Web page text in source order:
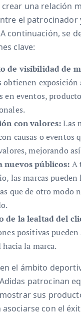
una relación
el patrocinador
continuación, se
clave:
de visibilidad de
obtienen exposición
en eventos,
con valores:Las
causas o eventos
mejorando
nuevos públicos: A
las marcas pueden
que de otro modo
de la lealtad del
positivas
la marca.
el ámbito
patrocinan
sus
con el